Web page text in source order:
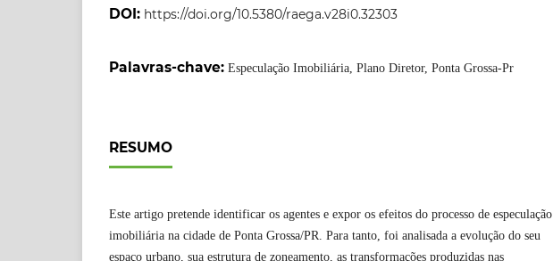
DOI: https://doi.org/10.5380/raega.v28i0.32303
Palavras-chave: Especulação Imobiliária, Plano Diretor, Ponta Grossa-Pr
RESUMO
Este artigo pretende identificar os agentes e expor os efeitos do processo de especulação
imobiliária na cidade de Ponta Grossa/PR. Para tanto, foi analisada a evolução do seu
espaço urbano, sua estrutura de zoneamento, as transformações produzidas nas